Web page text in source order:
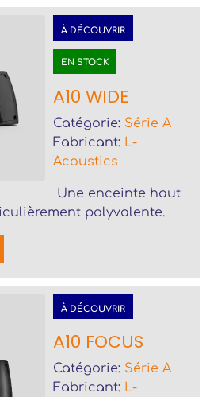
À DÉCOUVRIR
EN STOCK
A10 WIDE
Catégorie: Série A
Fabricant: L-
Acoustics
Une enceinte haut
polyvalente.
À DÉCOUVRIR
A10 FOCUS
Catégorie: Série A
Fabricant: L-